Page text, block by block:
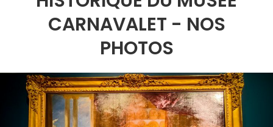
CARNAVALET - NOS
PHOTOS